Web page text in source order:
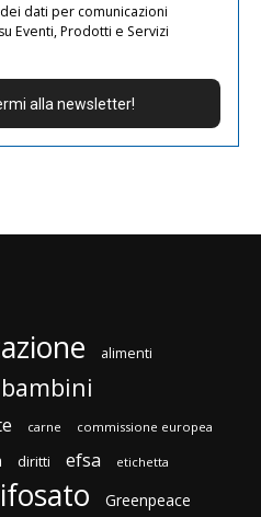
dati per comunicazioni
Eventi, Prodotti e Servizi
alimenti
bambini
carne commissione europea
diritti efsa etichetta
Greenpeace